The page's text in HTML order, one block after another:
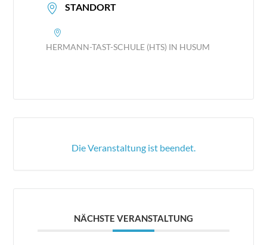
STANDORT
HERMANN-TAST-SCHULE (HTS) IN HUSUM
Die Veranstaltung ist beendet.
NÄCHSTE VERANSTALTUNG